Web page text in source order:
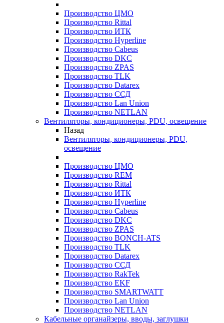
Производство ЦМО
Производство Rittal
Производство ИТК
Производство Hyperline
Производство Cabeus
Производство DKC
Производство ZPAS
Производство TLK
Производство Datarex
Производство ССД
Производство Lan Union
Производство NETLAN
Вентиляторы, кондиционеры, PDU, освещение
Назад
Вентиляторы, кондиционеры, PDU,
освещение
Производство ЦМО
Производство REM
Производство Rittal
Производство ИТК
Производство Hyperline
Производство Cabeus
Производство DKC
Производство ZPAS
Производство BONCH-ATS
Производство TLK
Производство Datarex
Производство ССД
Производство RakTek
Производство EKF
Производство SMARTWATT
Производство Lan Union
Производство NETLAN
Кабельные органайзеры, вводы, заглушки